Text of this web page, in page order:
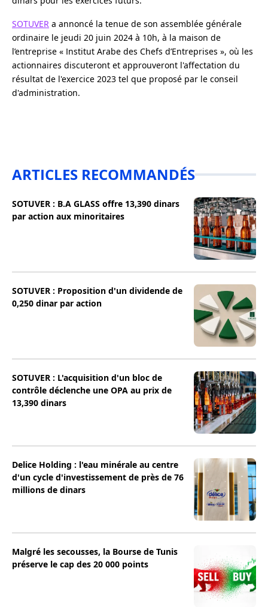
SOTUVER a annoncé la tenue de son assemblée générale
ordinaire le jeudi 20 juin 2024 à 10h, à la maison de
l’entreprise « Institut Arabe des Chefs d’Entreprises », où les
actionnaires discuteront et approuveront l'affectation du
résultat de l'exercice 2023 tel que proposé par le conseil
d'administration.
ARTICLES RECOMMANDÉS
SOTUVER : B.A GLASS offre 13,390 dinars
par action aux minoritaires
SOTUVER : Proposition d'un dividende de
0,250 dinar par action
SOTUVER : L'acquisition d'un bloc de
contrôle déclenche une OPA au prix de
13,390 dinars
Delice Holding : l'eau minérale au centre
d'un cycle d'investissement de près de 76
millions de dinars
Malgré les secousses, la Bourse de Tunis
préserve le cap des 20 000 points